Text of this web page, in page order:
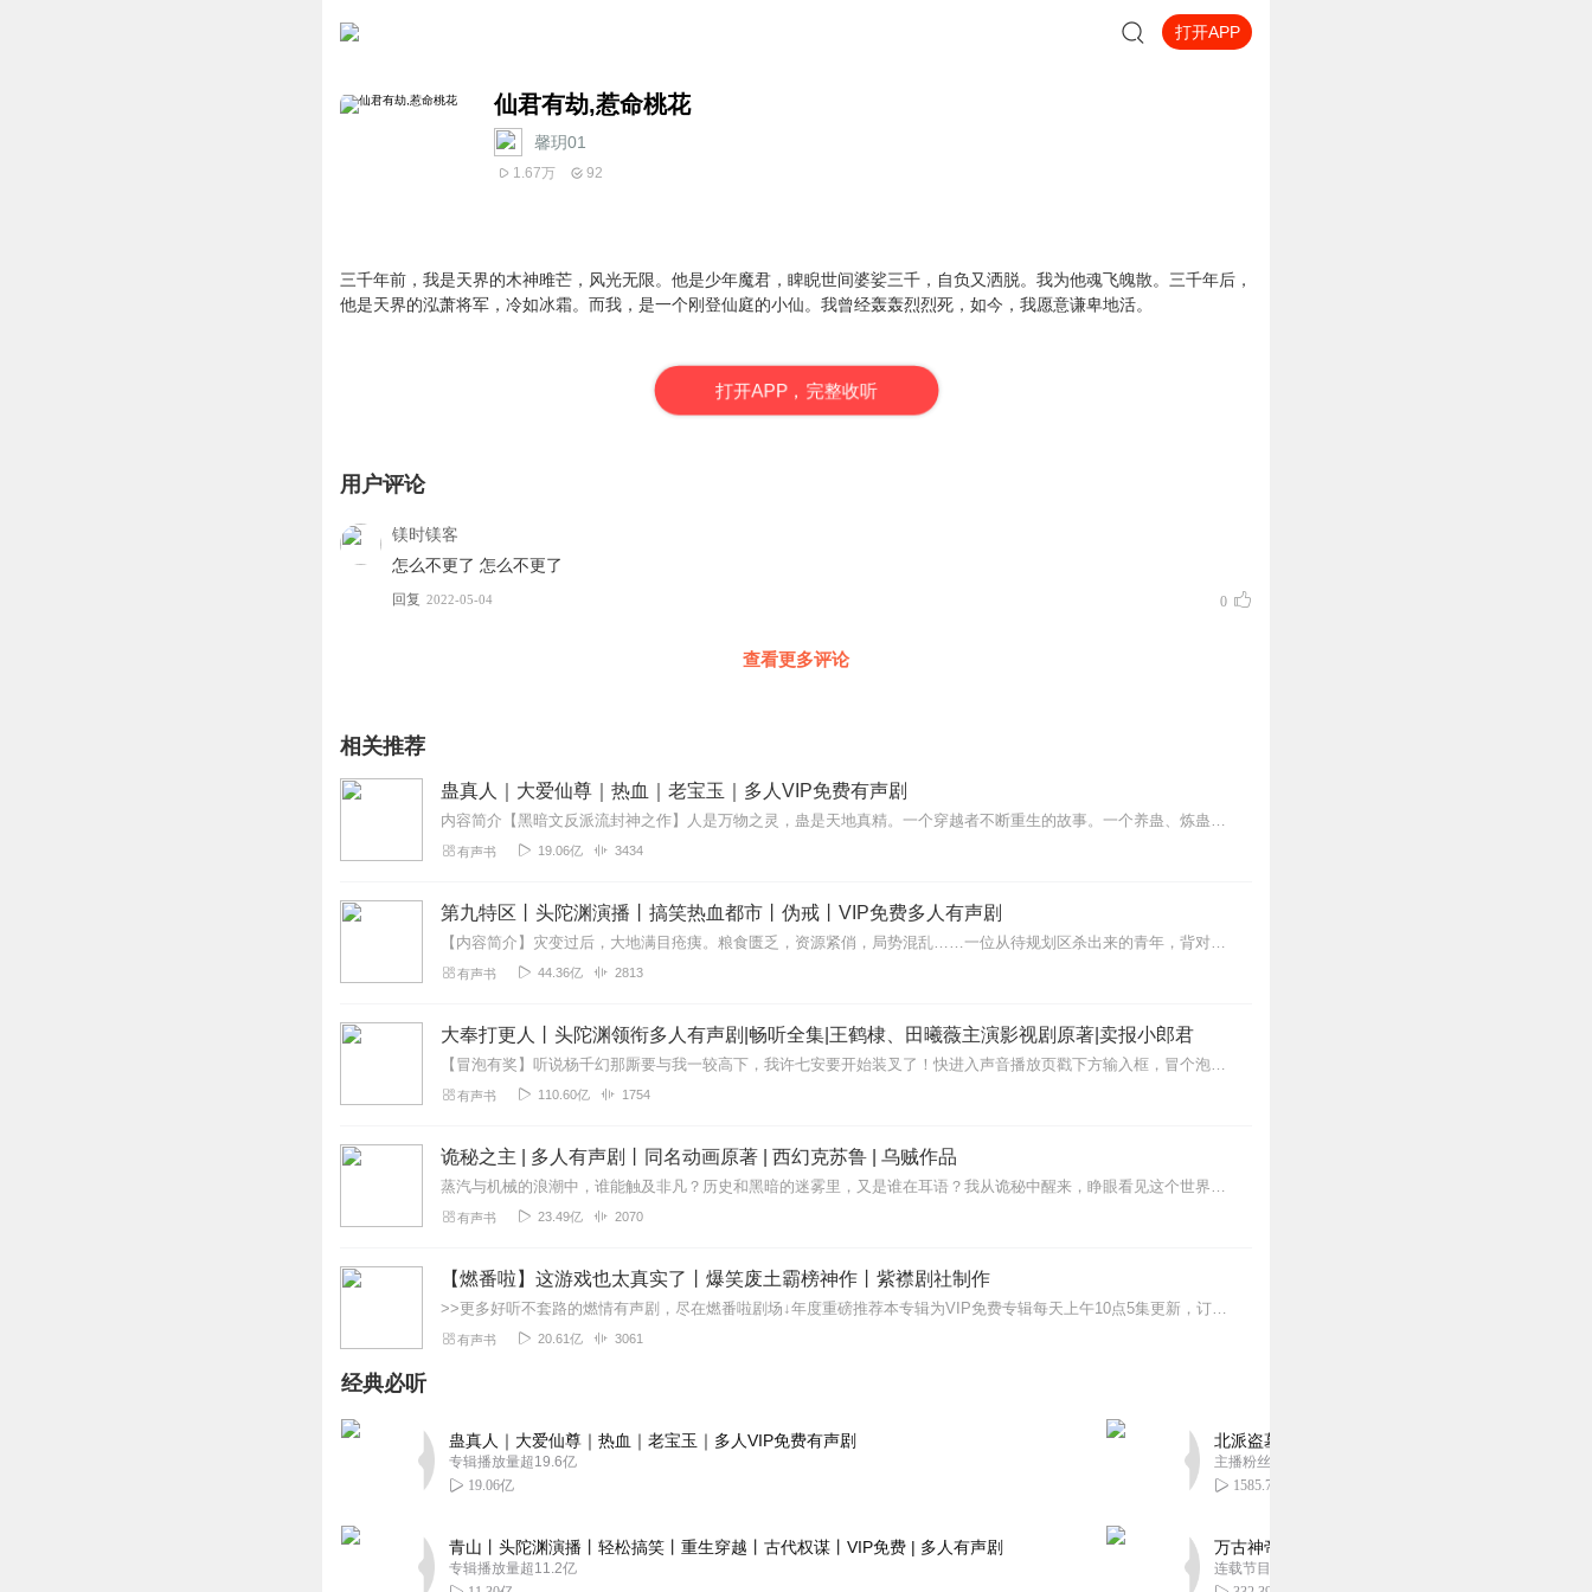
打开APP
仙君有劫,惹命桃花
馨玥01
1.67万 92
三千年前，我是天界的木神雎芒，风光无限。他是少年魔君，睥睨世间婆娑三千，自负又洒脱。我为他魂飞魄散。三千年后，
他是天界的泓萧将军，冷如冰霜。而我，是一个刚登仙庭的小仙。我曾经轰轰烈烈死，如今，我愿意谦卑地活。
打开APP，完整收听
用户评论
镁时镁客
怎么不更了 怎么不更了
回复 2022-05-04 0
查看更多评论
相关推荐
蛊真人｜大爱仙尊｜热血｜老宝玉｜多人VIP免费有声剧
内容简介【黑暗文反派流封神之作】人是万物之灵，蛊是天地真精。一个穿越者不断重生的故事。一个养蛊、炼蛊、用蛊的奇特世界。配音组（男角色）老宝玉旁白...
有声书 19.06亿 3434
第九特区丨头陀渊演播丨搞笑热血都市丨伪戒丨VIP免费多人有声剧
【内容简介】灾变过后，大地满目疮痍。粮食匮乏，资源紧俏，局势混乱……一位从待规划区杀出来的青年，背对着漫天黄沙，孤身来到九区谋生，却不曾想偶然结识三五好友，一念...
有声书 44.36亿 2813
大奉打更人丨头陀渊领衔多人有声剧|畅听全集|王鹤棣、田曦薇主演影视剧原著|卖报小郎君
【冒泡有奖】听说杨千幻那厮要与我一较高下，我许七安要开始装叉了！快进入声音播放页戳下方输入框，冒个泡偷偷告诉我，我要用哪些诗词才能胜过他？说得好的，有赏！202...
有声书 110.60亿 1754
诡秘之主 | 多人有声剧丨同名动画原著 | 西幻克苏鲁 | 乌贼作品
蒸汽与机械的浪潮中，谁能触及非凡？历史和黑暗的迷雾里，又是谁在耳语？我从诡秘中醒来，睁眼看见这个世界：枪械，大炮，巨舰，飞空艇，差分机；魔药，占卜，诅咒，倒吊人...
有声书 23.49亿 2070
【燃番啦】这游戏也太真实了丨爆笑废土霸榜神作丨紫襟剧社制作
>>更多好听不套路的燃情有声剧，尽在燃番啦剧场↓年度重磅推荐本专辑为VIP免费专辑每天上午10点5集更新，订阅可以听到最新内容哦！每周抽一个专辑五星优质评论送...
有声书 20.61亿 3061
经典必听
蛊真人｜大爱仙尊｜热血｜老宝玉｜多人VIP免费有声剧
专辑播放量超19.6亿
19.06亿
青山丨头陀渊演播丨轻松搞笑丨重生穿越丨古代权谋丨VIP免费 | 多人有声剧
专辑播放量超11.2亿
北派盗墓笔记丨头陀渊出品丨悬疑灵异丨摸金校尉
主播粉丝1659万
1585.76万
万古神帝丨玄幻丨热血丨紫襟团队演播丨多人有声
连载节目超二百集